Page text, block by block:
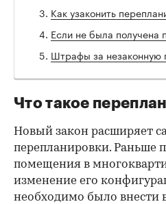
Как узаконить
Если не была получена
Штрафы за незаконную
Что такое
Новый закон расширяет
перепланировки. Раньше
помещения в
изменение его
необходимо было внести